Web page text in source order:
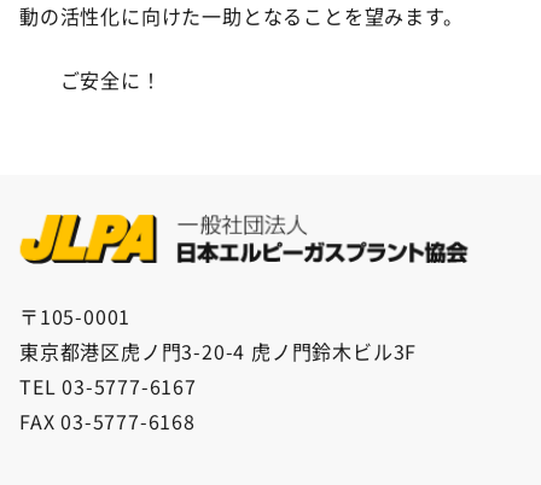
動の活性化に向けた一助となることを望みます。
ご安全に！
〒105-0001
東京都港区虎ノ門3-20-4 虎ノ門鈴木ビル3F
TEL 03-5777-6167
FAX 03-5777-6168